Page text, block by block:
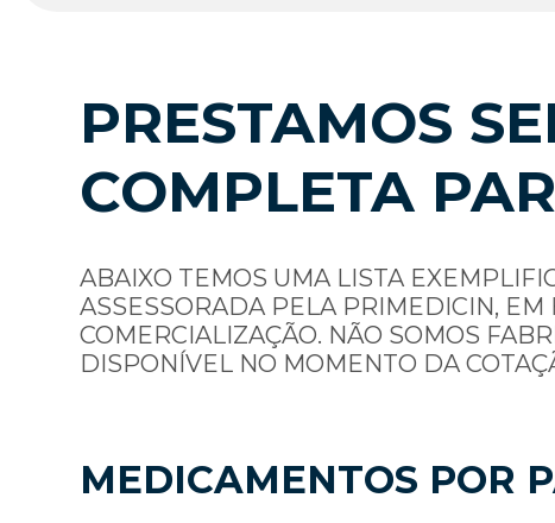
PRESTAMOS
COMPLETA
ABAIXO TEMOS UMA LISTA
ASSESSORADA PELA PRIMEDICIN, EM
COMERCIALIZAÇÃO. NÃO SOMOS
DISPONÍVEL NO MOMENTO DA
MEDICAMENTOS POR